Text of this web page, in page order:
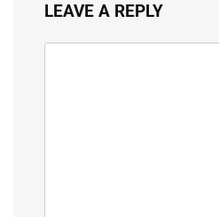
LEAVE A REPLY